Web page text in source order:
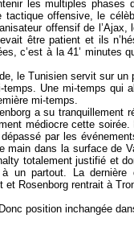
les multiples phases
tactique offensive, le
offensif de l’Ajax,
être patient et ils
c’est à la 41’ minutes
le Tunisien servit sur un
Une mi-temps qui
mi-temps.
a su tranquillement
médiocre cette
par les
main dans la surface de
totalement justifié et
un partout. La dernière
et Rosenborg rentrait à
position inchangée